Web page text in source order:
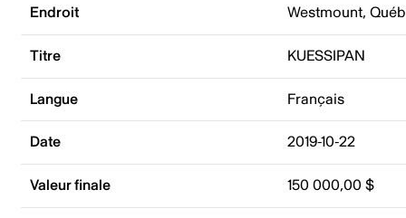
Endroit Westmount,
Titre KUESSIPAN
Langue Français
Date 2019-10-22
Valeur finale 150 000,00 $